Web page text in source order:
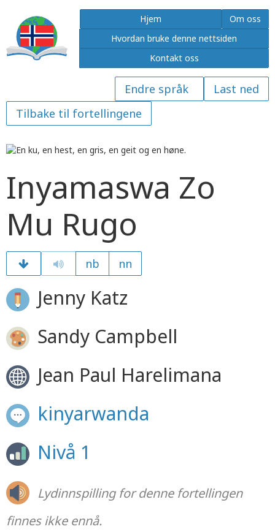
Hjem
Om oss
Hvordan bruke denne nettsiden
Kontakt oss
Last ned
Tilbake til fortellingene
Inyamaswa Zo
Mu Rugo
nb nn
Jenny Katz
Sandy Campbell
Jean Paul Harelimana
kinyarwanda
Nivå 1
Lydinnspilling for denne fortellingen
finnes ikke ennå.